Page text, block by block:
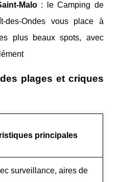
Malo : le Camping de
des-Ondes vous place à
plus beaux spots, avec
plages et criques
principales
surveillance, aires de